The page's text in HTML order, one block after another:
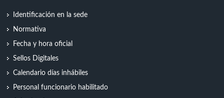
Identificación en la sede
Normativa
Fecha y hora oficial
Sellos Digitales
Calendario días inhábiles
Personal funcionario habilitado